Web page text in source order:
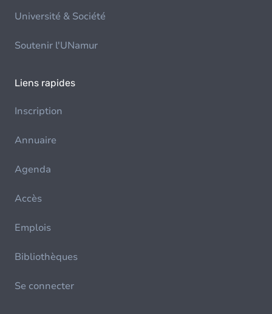
Université & Société
Soutenir l'UNamur
Liens rapides
Inscription
Annuaire
Agenda
Accès
Emplois
Bibliothèques
Se connecter